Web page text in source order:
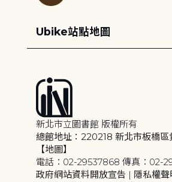
Ubike站點地圖
新北市立圖書館 版權所有
總館地址：220218 新北市板橋區
【地圖】
電話：02-29537868 傳真：02-
政府網站資料開放宣告 | 隱私權聲